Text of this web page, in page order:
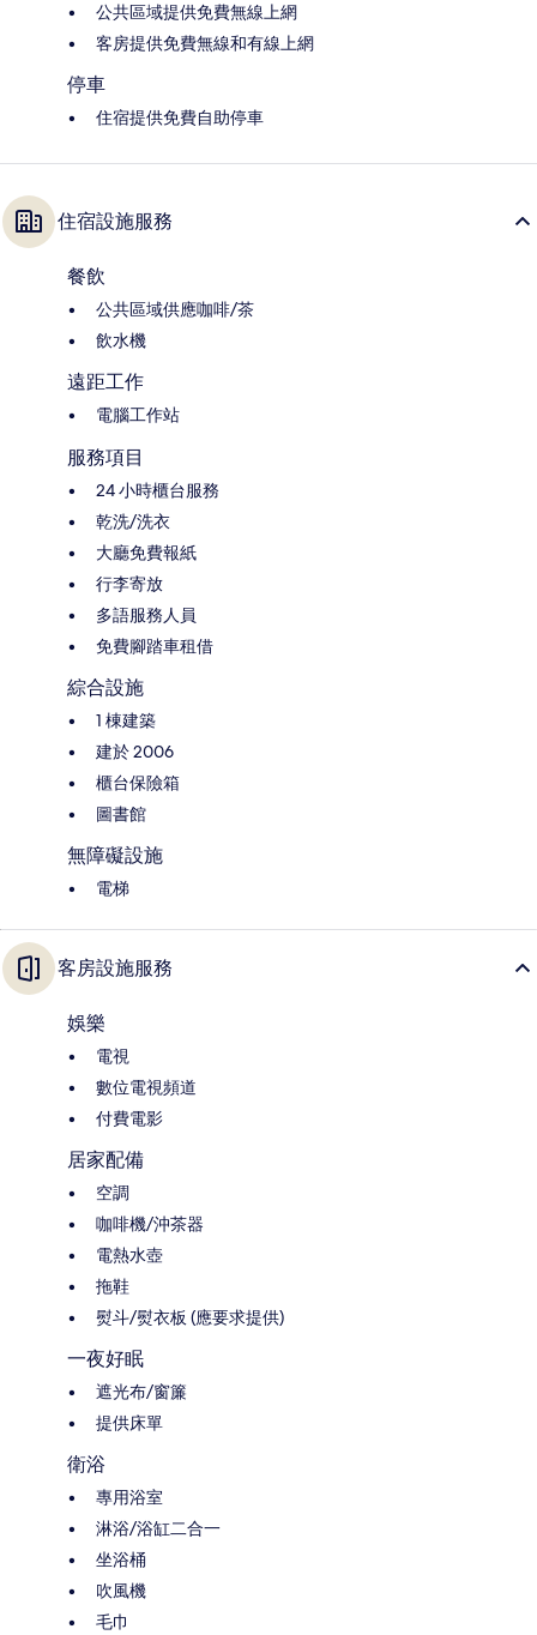
公共區域提供免費無線上網
客房提供免費無線和有線上網
停車
住宿提供免費自助停車
住宿設施服務
餐飲
公共區域供應咖啡/茶
飲水機
遠距工作
電腦工作站
服務項目
24 小時櫃台服務
乾洗/洗衣
大廳免費報紙
行李寄放
多語服務人員
免費腳踏車租借
綜合設施
1 棟建築
建於 2006
櫃台保險箱
圖書館
無障礙設施
電梯
客房設施服務
娛樂
電視
數位電視頻道
付費電影
居家配備
空調
咖啡機/沖茶器
電熱水壺
拖鞋
熨斗/熨衣板 (應要求提供)
一夜好眠
遮光布/窗簾
提供床單
衛浴
專用浴室
淋浴/浴缸二合一
坐浴桶
吹風機
毛巾